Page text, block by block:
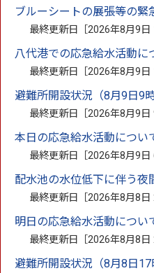
ブルーシートの展張等の緊
最終更新日［2026年8月9日
八代港での応急給水活動に
最終更新日［2026年8月9日
避難所開設状況（8月9日9
最終更新日［2026年8月9日
本日の応急給水活動につい
最終更新日［2026年8月9日
配水池の水位低下に伴う夜
最終更新日［2026年8月8日
明日の応急給水活動につい
最終更新日［2026年8月8日
避難所開設状況（8月8日17
八代市障がい者サポー
本市では、「ともに支え
性及び必要な配慮について
障がい者が求める支援の
障がいに応じた支援ができ
「ちょっとした支援」を
八代市障がい者サポーター